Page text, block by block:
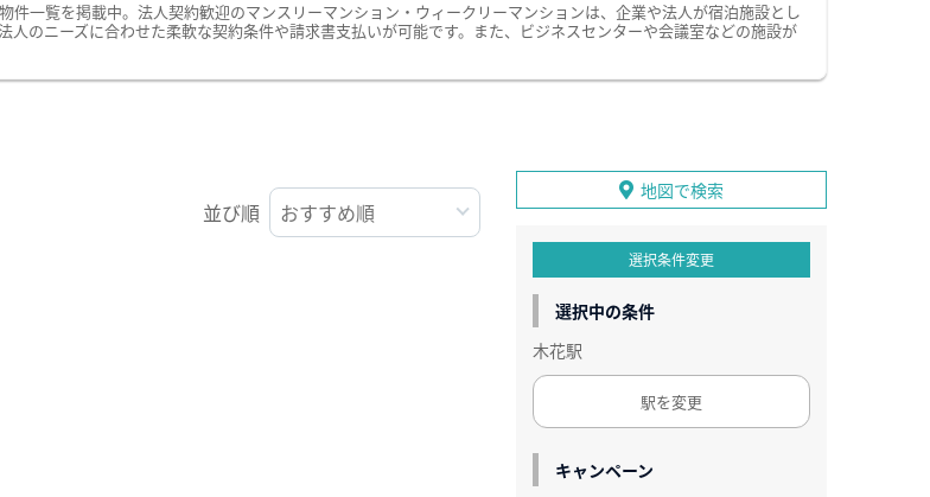
一覧を掲載中。法人契約歓迎のマンスリーマンション・ウィークリーマンションは、企業や法人が宿泊施設とし
のニーズに合わせた柔軟な契約条件や請求書支払いが可能です。また、ビジネスセンターや会議室などの施設が
並び順
地図で検索
選択条件変更
選択中の条件
木花駅
駅を変更
キャンペーン